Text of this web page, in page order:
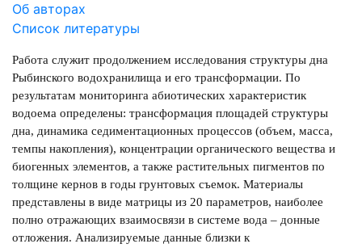
Об авторах
Список литературы
Работа служит продолжением исследования структуры дна
Рыбинского водохранилища и его трансформации. По
результатам мониторинга абиотических характеристик
водоема определены: трансформация площадей структуры
дна, динамика седиментационных процессов (объем, масса,
темпы накопления), концентрации органического вещества и
биогенных элементов, а также растительных пигментов по
толщине кернов в годы грунтовых съемок. Материалы
представлены в виде матрицы из 20 параметров, наиболее
полно отражающих взаимосвязи в системе вода – донные
отложения. Анализируемые данные близки к